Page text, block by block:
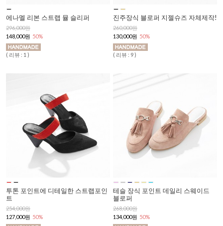
에나멜 리본 스트랩 뮬 슬리퍼
296,000원
148,000원 50%
( 리뷰 : 1 )
진주장식 블로퍼 지젤슈즈 자체제작!
260,000원
130,000원 50%
( 리뷰 : 9 )
투톤 포인트에 디테일한 스트랩포인
트
254,000원
127,000원 50%
테슬 장식 포인트 데일리 스웨이드
블로퍼
268,000원
134,000원 50%